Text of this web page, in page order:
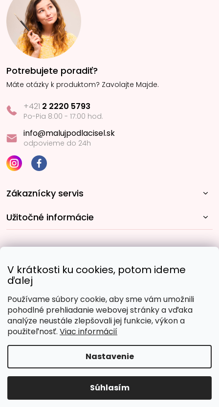
V krátkosti ku cookies, potom ideme
ďalej
Používame súbory cookie, aby sme vám umožnili
pohodlné prehliadanie webovej stránky a vďaka
analýze neustále zlepšovali jej funkcie, výkon a
použiteľnosť. Viac informácií
Nastavenie
Súhlasím
Potrebujete poradiť?
Máte otázky k produktom? Zavolajte Majde.
+421 2 2220 5793
Po-Pia 8:00 - 17:00 hod.
info@malujpodlacisel.sk
odpovieme do 24h
Zákaznícky servis
Užitočné informácie
Obľúbené spôsoby platby:
Copyright 2026Malujpodlacisel.sk. Všetky práva
vyhradené.Upraviť nastavenie cookies